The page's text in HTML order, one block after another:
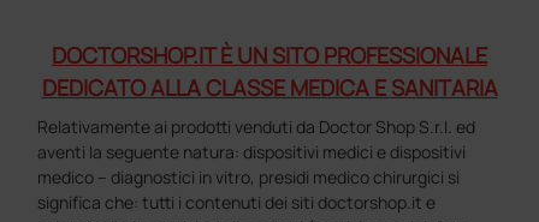
DOCTORSHOP.IT È UN SITO PROFESSIONALE
DEDICATO ALLA CLASSE MEDICA E SANITARIA
Relativamente ai prodotti venduti da Doctor Shop S.r.l. ed
aventi la seguente natura: dispositivi medici e dispositivi
medico – diagnostici in vitro, presidi medico chirurgici si
significa che: tutti i contenuti dei siti doctorshop.it e